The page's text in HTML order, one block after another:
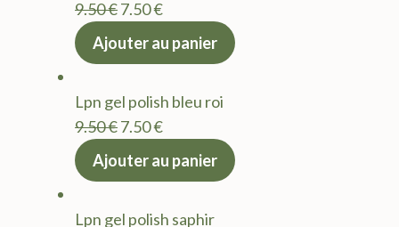
9.50€Le
prix
9.50 €.
7.50€Le
actuel
7.50 €.
Ajouter au panier
Lpn gel polish bleu roi
9.50€Le
prix
7.50€Le
actuel
Ajouter au panier
Lpn gel polish saphir